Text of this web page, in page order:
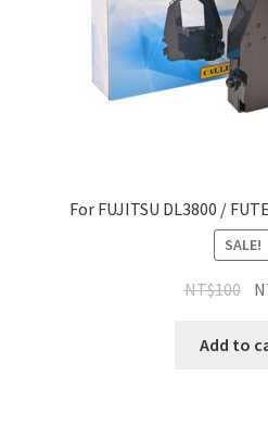
For FUJITSU DL3800 /
SALE!
NT$100
Add to